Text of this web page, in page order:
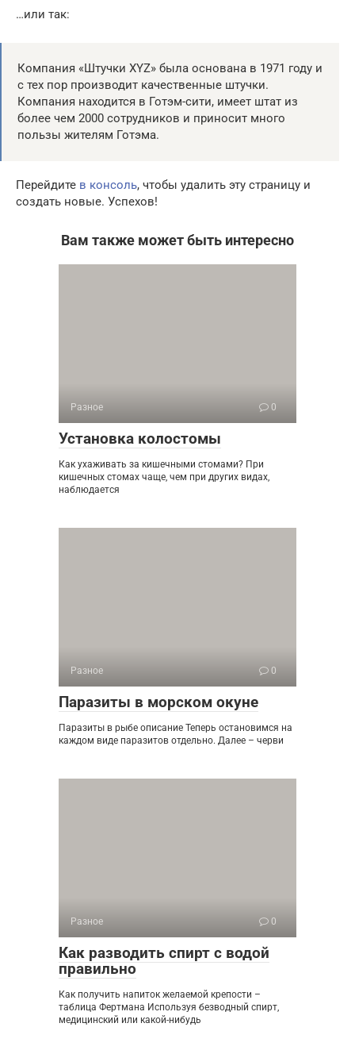
…или так:
Компания «Штучки XYZ» была основана в 1971 году и
с тех пор производит качественные штучки.
Компания находится в Готэм-сити, имеет штат из
более чем 2000 сотрудников и приносит много
пользы жителям Готэма.
Перейдите в консоль, чтобы удалить эту страницу и
создать новые. Успехов!
Вам также может быть интересно
Разное 0
Установка колостомы
Как ухаживать за кишечными стомами? При
кишечных стомах чаще, чем при других видах,
наблюдается
Разное 0
Паразиты в морском окуне
Паразиты в рыбе описание Теперь остановимся на
каждом виде паразитов отдельно. Далее – черви
Разное 0
Как разводить спирт с водой
правильно
Как получить напиток желаемой крепости –
таблица Фертмана Используя безводный спирт,
медицинский или какой-нибудь